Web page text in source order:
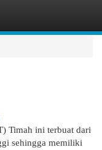
Timah ini terbuat dari
sehingga memiliki